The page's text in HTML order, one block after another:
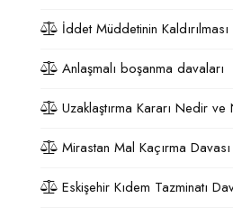
İddet Müddetinin Kaldırılması
Anlaşmalı boşanma davaları
Uzaklaştırma Kararı Nedir ve
Mirastan Mal Kaçırma Davası
Eskişehir Kıdem Tazminatı